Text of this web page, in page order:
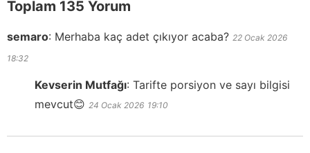
Toplam 135 Yorum
semaro: Merhaba kaç adet çıkıyor acaba? 22 Ocak 2026
18:32
Kevserin Mutfağı: Tarifte porsiyon ve sayı bilgisi
mevcut😊 24 Ocak 2026 19:10